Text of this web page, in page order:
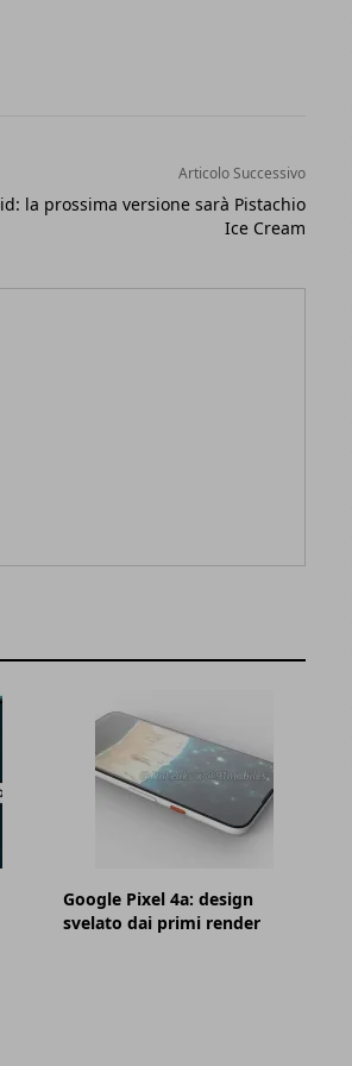
Articolo Successivo
la prossima versione sarà Pistachio
Ice Cream
Google Pixel 4a: design
svelato dai primi render